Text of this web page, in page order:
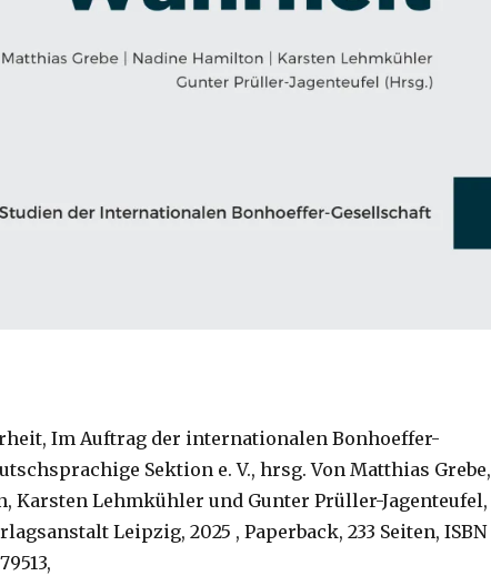
Im Auftrag der internationalen Bonhoeffer-
Sektion e. V., hrsg. Von Matthias Grebe,
Karsten Lehmkühler und Gunter Prüller-Jagenteufel,
Leipzig, 2025 , Paperback, 233 Seiten, ISBN